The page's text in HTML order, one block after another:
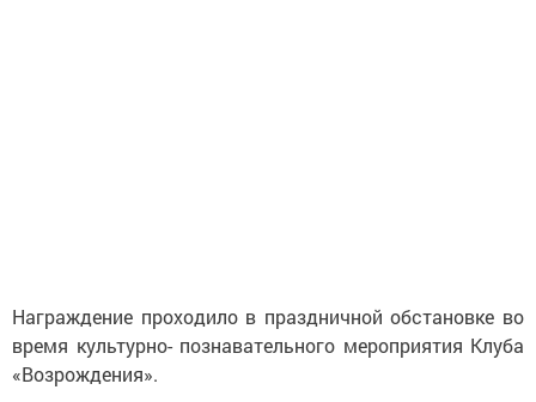
Награждение проходило в праздничной обстановке во
время культурно- познавательного мероприятия Клуба
«Возрождения».